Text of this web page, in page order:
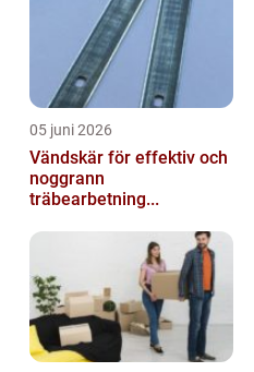
05 juni 2026
Vändskär för effektiv och
noggrann
träbearbetning...